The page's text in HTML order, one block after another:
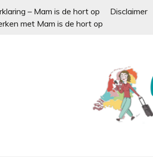
– Mam is de hort op Disclaimer
met Mam is de hort op